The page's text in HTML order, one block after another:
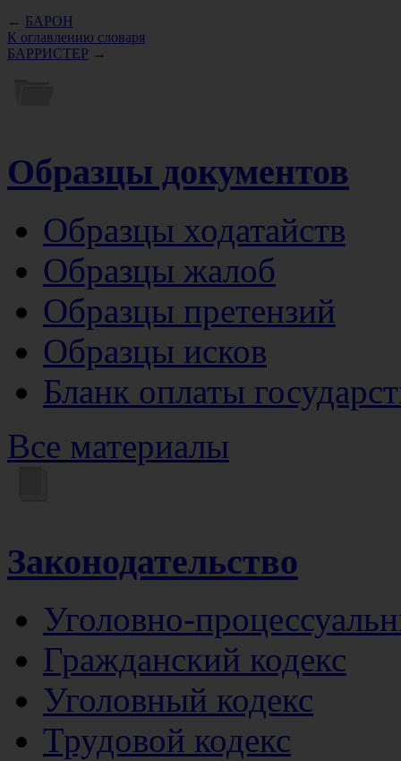
← БАРОН
К оглавлению словаря
БАРРИСТЕР →
Образцы документов
Образцы ходатайств
Образцы жалоб
Образцы претензий
Образцы исков
Бланк оплаты
Все материалы
Законодательство
Уголовно-
Гражданский кодекс
Уголовный кодекс
Трудовой кодекс